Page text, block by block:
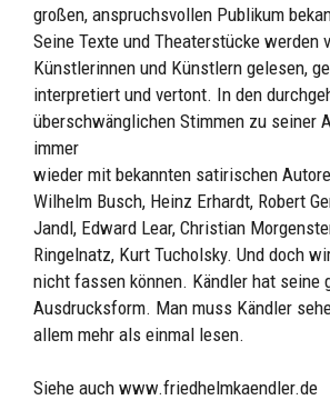
großen, anspruchsvollen Publikum
Seine Texte und Theaterstücke werden
Künstlerinnen und Künstlern gelesen,
interpretiert und vertont. In den
überschwänglichen Stimmen zu seiner
immer
wieder mit bekannten satirischen
Wilhelm Busch, Heinz Erhardt, Robert
Jandl, Edward Lear, Christian
Ringelnatz, Kurt Tucholsky. Und doch
nicht fassen können. Kändler hat seine
Ausdrucksform. Man muss Kändler
allem mehr als einmal lesen.
Siehe auch www.friedhelmkaendler.de